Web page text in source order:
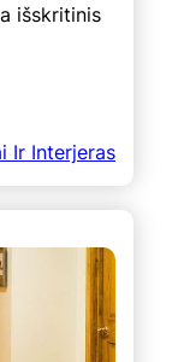
išskritinis
Ir Interjeras